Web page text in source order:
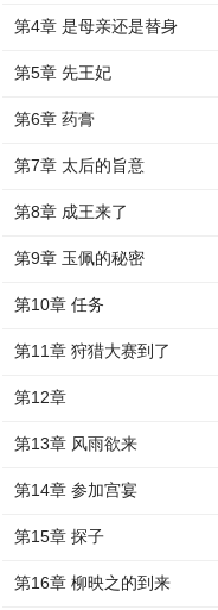
第4章 是母亲还是替身
第5章 先王妃
第6章 药膏
第7章 太后的旨意
第8章 成王来了
第9章 玉佩的秘密
第10章 任务
第11章 狩猎大赛到了
第12章
第13章 风雨欲来
第14章 参加宫宴
第15章 探子
第16章 柳映之的到来